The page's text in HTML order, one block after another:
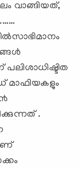
വാങ്ങിയത്,
മാഫിയകളും
.